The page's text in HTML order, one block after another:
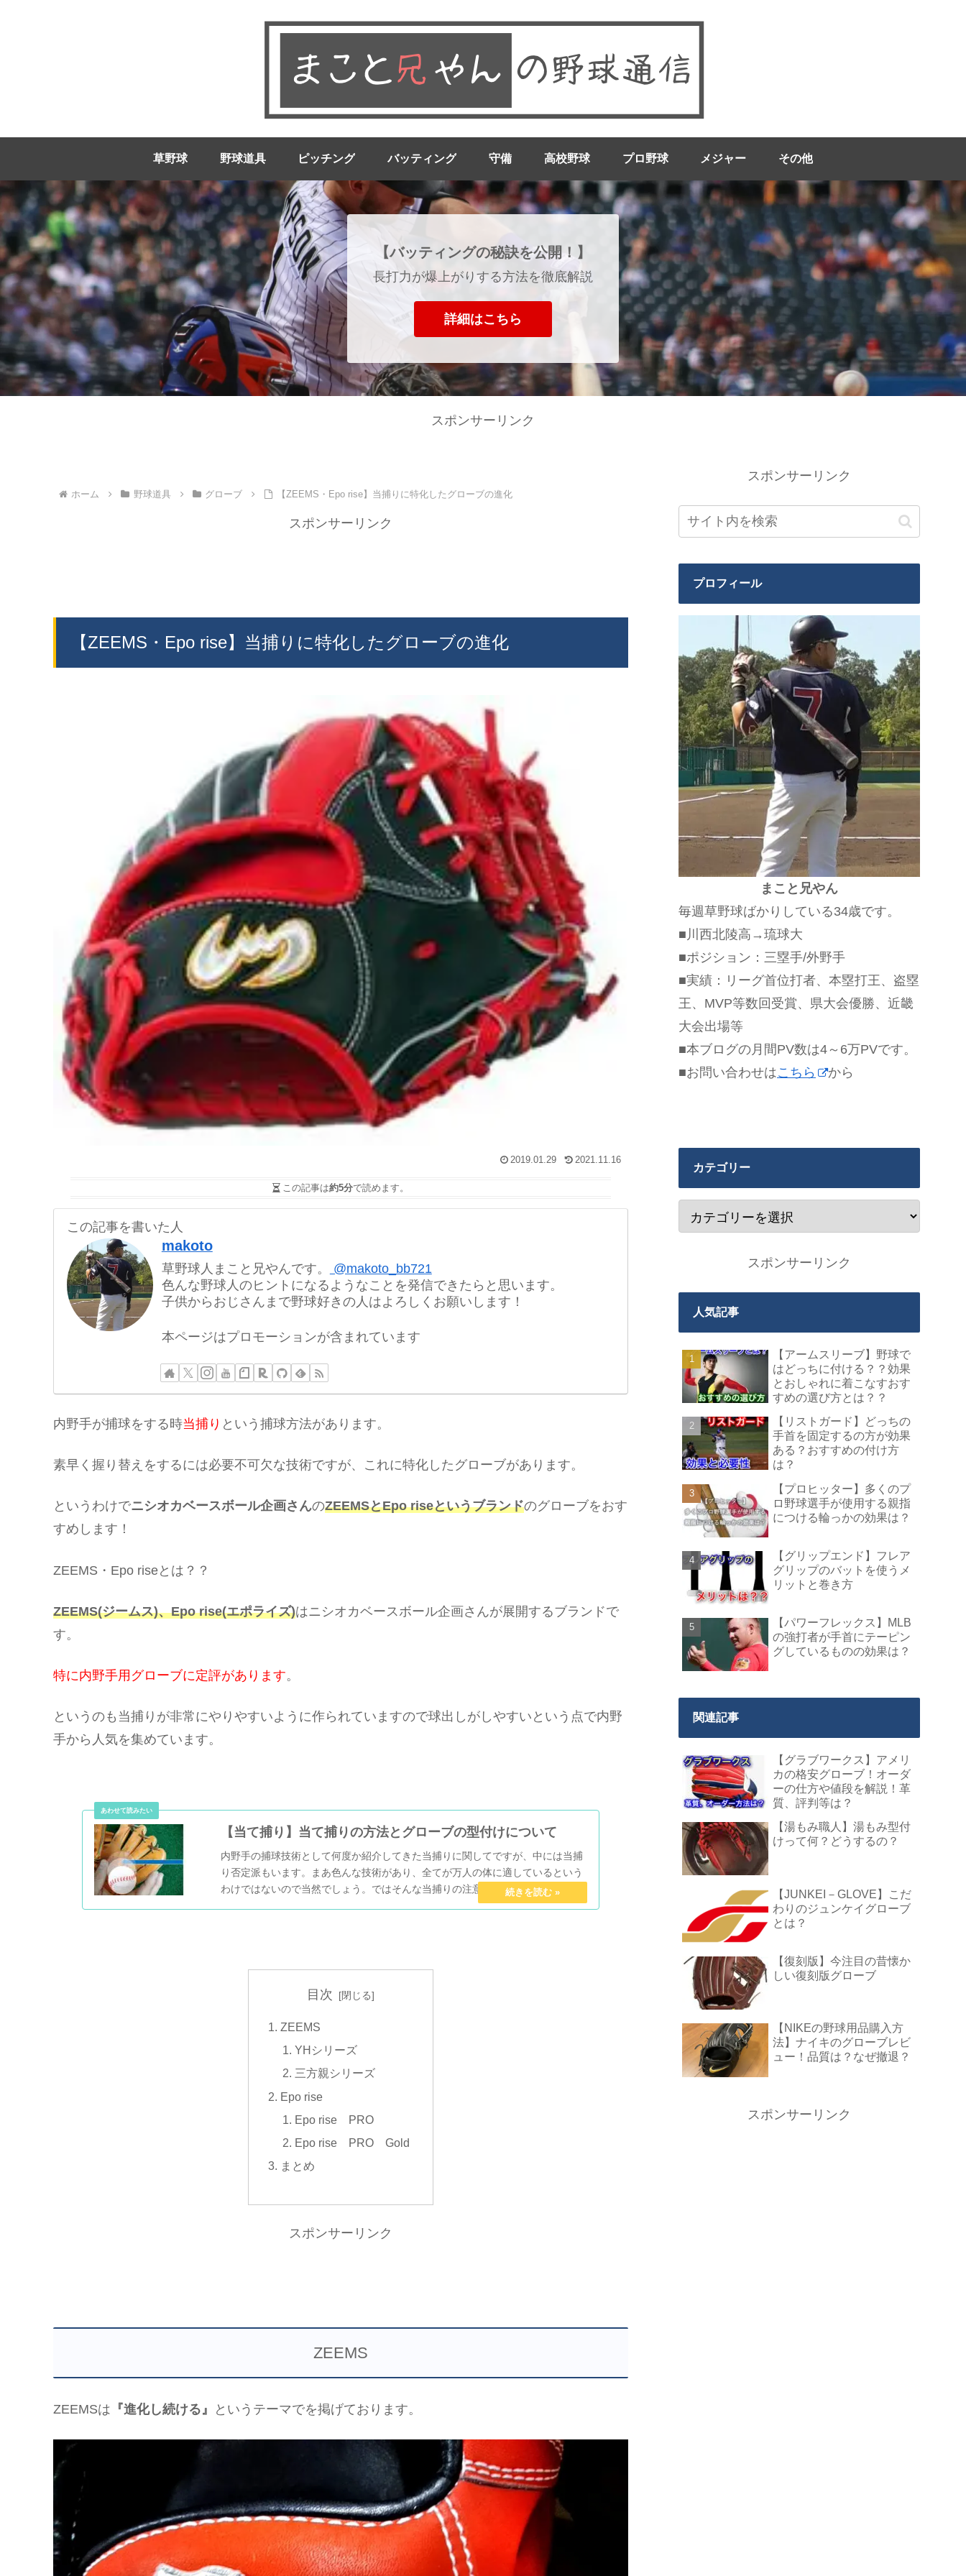
草野球 野球道具 ピッチング バッティング 守備 高校野球 プロ野球 メジャー その他
【バッティングの秘訣を公開！】
長打力が爆上がりする方法を徹底解説
詳細はこちら
スポンサーリンク
ホーム 野球道具 グローブ 【ZEEMS・Epo rise】当捕りに特化したグローブの進化
スポンサーリンク
【ZEEMS・Epo rise】当捕りに特化したグローブの進化
2019.01.29 2021.11.16
この記事は約5分で読めます。
この記事を書いた人
makoto
草野球人まこと兄やんです。
@makoto_bb721
色んな野球人のヒントになるようなことを発信できたらと思います。
子供からおじさんまで野球好きの人はよろしくお願いします！
本ページはプロモーションが含まれています
内野手が捕球をする時当捕り という捕球方法があります。
素早く握り替えをするには必要不可欠な技術ですが、これに特化したグローブがあります。
というわけでニシオカベースボール企画さんのZEEMSとEpo riseというブランドのグローブをおす
すめします！
ZEEMS・Epo riseとは？？
ZEEMS(ジームス)、Epo rise(エポライズ)はニシオカベースボール企画さんが展開するブランドで
す。
特に内野手用グローブに定評があります。
というのも当捕りが非常にやりやすいように作られていますので球出しがしやすいという点で内野
手から人気を集めています。
【当て捕り】当て捕りの方法とグローブの型付けについて
内野手の捕球技術として何度か紹介してきた当捕りに関してですが、中には当捕
り否定派もいます。まあ色んな技術があり、全てが万人の体に適しているという
わけではないので当然でしょう。ではそんな当捕りの注意すべき点や当て捕りに
目次
ZEEMS
YHシリーズ
三方親シリーズ
Epo rise
Epo rise PRO
Epo rise PRO Gold
まとめ
スポンサーリンク
ZEEMS
ZEEMSは 『進化し続ける』 というテーマでを掲げております。
スポンサーリンク
プロフィール
まこと兄やん
毎週草野球ばかりしている34歳です。
■川西北陵高→琉球大
■ポジション：三塁手/外野手
■実績：リーグ首位打者、本塁打王、盗塁
王、MVP等数回受賞、県大会優勝、近畿
大会出場等
■本ブログの月間PV数は4～6万PVです。
■お問い合わせはこちら から
カテゴリー
スポンサーリンク
人気記事
【アームスリーブ】野球で
はどっちに付ける？？効果
とおしゃれに着こなすおす
すめの選び方とは？？
【リストガード】どっちの
手首を固定するの方が効果
ある？おすすめの付け方
は？
【プロヒッター】多くのプ
ロ野球選手が使用する親指
につける輪っかの効果は？
【グリップエンド】フレア
グリップのバットを使うメ
リットと巻き方
【パワーフレックス】MLB
の強打者が手首にテーピン
グしているものの効果は？
関連記事
【グラブワークス】アメリ
カの格安グローブ！オーダ
ーの仕方や値段を解説！革
質、評判等は？
【湯もみ職人】湯もみ型付
けって何？どうするの？
【JUNKEI－GLOVE】こだ
わりのジュンケイグローブ
とは？
【復刻版】今注目の昔懐か
しい復刻版グローブ
【NIKEの野球用品購入方
法】ナイキのグローブレビ
ュー！品質は？なぜ撤退？
スポンサーリンク